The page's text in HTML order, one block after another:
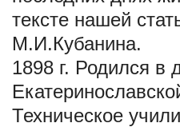
тексте нашей
М.И.Кубанина.
1898 г. Родился в
Техническое